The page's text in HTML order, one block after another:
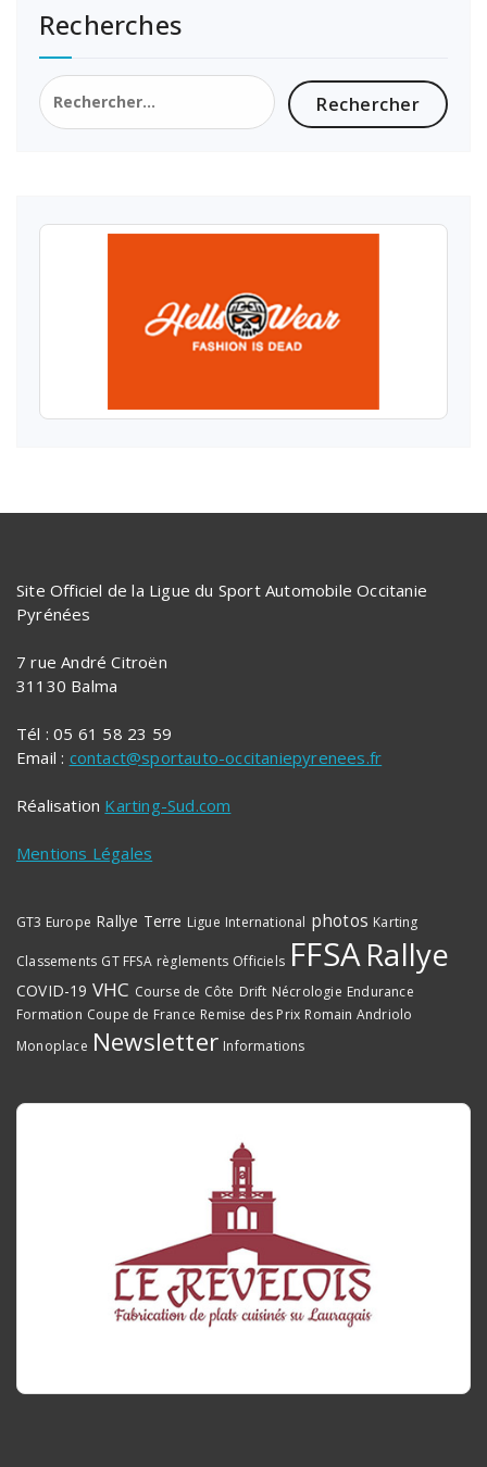
Recherches
Rechercher :
Site Officiel de la Ligue du Sport Automobile Occitanie
Pyrénées
7 rue André Citroën
31130 Balma
Tél : 05 61 58 23 59
Email : contact@sportauto-occitaniepyrenees.fr
Réalisation Karting-Sud.com
Mentions Légales
GT3 Europe Rallye Terre Ligue International photos Karting
Classements GT FFSA règlements Officiels FFSARallye
COVID-19 VHC Course de Côte Drift Nécrologie Endurance
Formation Coupe de France Remise des Prix Romain Andriolo
Monoplace Newsletter Informations